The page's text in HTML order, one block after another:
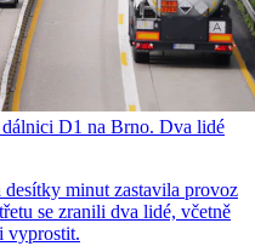
D1 na Brno. Dva lidé
minut zastavila provoz
se zranili dva lidé, včetně
vyprostit.